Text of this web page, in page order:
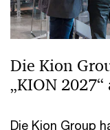
Die Kion
„KION
Die Kion Group